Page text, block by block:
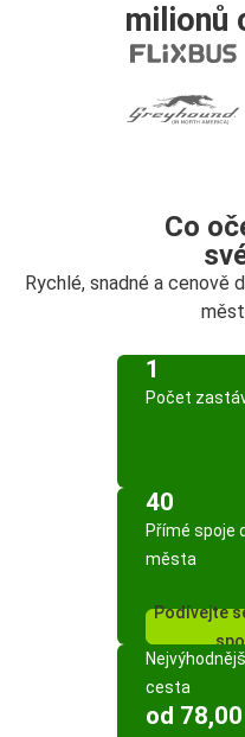
milionů
Co
Rychlé, snadné a cenově
1
Počet
40
Přímé spoje
města
Podívejte
cesta
od